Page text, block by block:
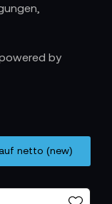
gleichzeitig
jedes
– verstärkt,
Router,
und Ton
by